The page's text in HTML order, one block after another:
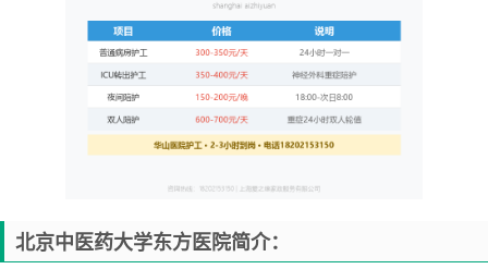
北京中医药大学东方医院简介：